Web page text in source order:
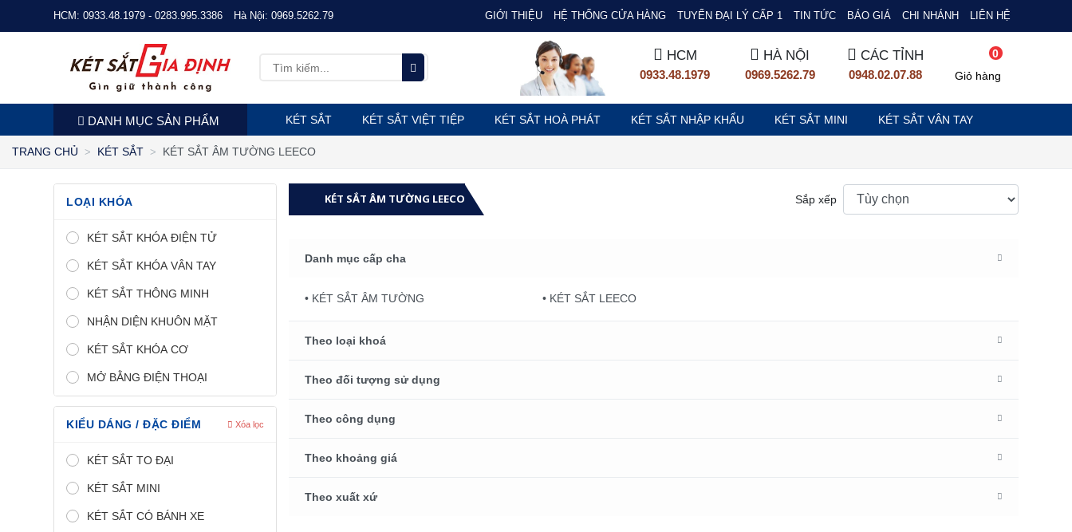
HCM: 0933.48.1979 - 0283.995.3386 Hà Nội: 0969.5262.79 GIỚI THIỆU HỆ THỐNG CỬA HÀNG TUYỂN ĐẠI LÝ CẤP 1 TIN TỨC BÁO GIÁ CHI NHÁNH LIÊN HỆ
HCM
0933.48.1979
HÀ NỘI
0969.5262.79
CÁC TỈNH
0948.02.07.88
0
Giỏ hàng
DANH MỤC SẢN PHẨM KÉT SẮT KÉT SẮT VIỆT TIỆP KÉT SẮT HOÀ PHÁT KÉT SẮT NHẬP KHẨU KÉT SẮT MINI KÉT SẮT VÂN TAY
TRANG CHỦ KÉT SẮT KÉT SẮT ÂM TƯỜNG LEECO
LOẠI KHÓA
KÉT SẮT KHÓA ĐIỆN TỬ
KÉT SẮT KHÓA VÂN TAY
KÉT SẮT THÔNG MINH
NHẬN DIỆN KHUÔN MẶT
KÉT SẮT KHÓA CƠ
MỞ BẰNG ĐIỆN THOẠI
KIỂU DÁNG / ĐẶC ĐIỂM Xóa lọc
KÉT SẮT TO ĐẠI
KÉT SẮT MINI
KÉT SẮT CÓ BÁNH XE
KÉT SẮT ÂM TƯỜNG LEECO Sắp xếp
Danh mục cấp cha
• KÉT SẮT ÂM TƯỜNG • KÉT SẮT LEECO
Theo loại khoá
Theo đối tượng sử dụng
Theo công dụng
Theo khoảng giá
Theo xuất xứ